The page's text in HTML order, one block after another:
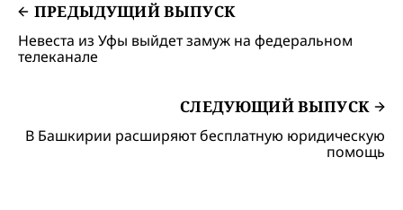
ПРЕДЫДУЩИЙ ВЫПУСК
Невеста из Уфы выйдет замуж на федеральном
телеканале
СЛЕДУЮЩИЙ ВЫПУСК
В Башкирии расширяют бесплатную юридическую
помощь